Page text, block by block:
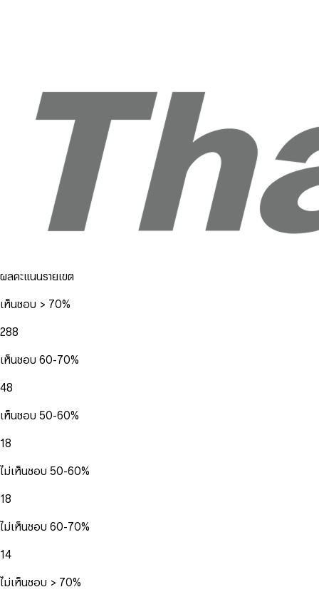
ผลคะแนนรายเขต
เห็นชอบ > 70%
288
เห็นชอบ 60-70%
48
เห็นชอบ 50-60%
18
ไม่เห็นชอบ 50-60%
18
ไม่เห็นชอบ 60-70%
14
ไม่เห็นชอบ > 70%